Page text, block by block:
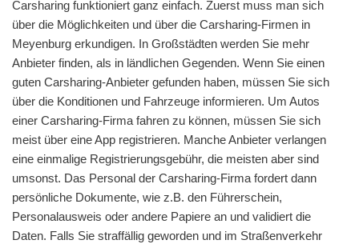
Carsharing funktioniert ganz einfach. Zuerst muss man sich
über die Möglichkeiten und über die Carsharing-Firmen in
Meyenburg erkundigen. In Großstädten werden Sie mehr
Anbieter finden, als in ländlichen Gegenden. Wenn Sie einen
guten Carsharing-Anbieter gefunden haben, müssen Sie sich
über die Konditionen und Fahrzeuge informieren. Um Autos
einer Carsharing-Firma fahren zu können, müssen Sie sich
meist über eine App registrieren. Manche Anbieter verlangen
eine einmalige Registrierungsgebühr, die meisten aber sind
umsonst. Das Personal der Carsharing-Firma fordert dann
persönliche Dokumente, wie z.B. den Führerschein,
Personalausweis oder andere Papiere an und validiert die
Daten. Falls Sie straffällig geworden und im Straßenverkehr